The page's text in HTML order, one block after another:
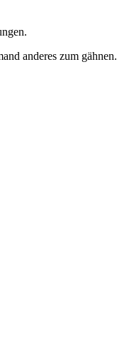
anderes zum gähnen.